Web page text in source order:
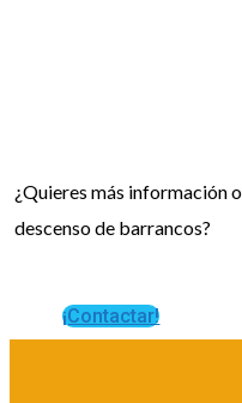
¿Quieres más información
descenso de barrancos?
¡Contactar!